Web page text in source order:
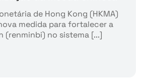
de Hong Kong (HKMA)
medida para fortalecer a
(renminbi) no sistema [...]